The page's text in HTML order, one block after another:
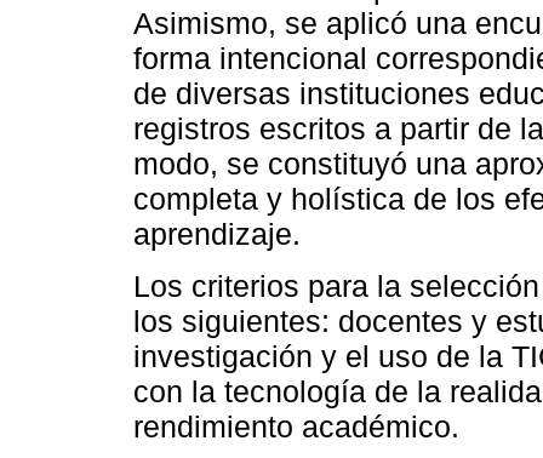
Asimismo, se aplicó una
forma intencional
de diversas instituciones
registros escritos a partir de
modo, se constituyó una
completa y holística de los
aprendizaje.
Los criterios para la
los siguientes: docentes y
investigación y el uso de la
con la tecnología de la
rendimiento académico.